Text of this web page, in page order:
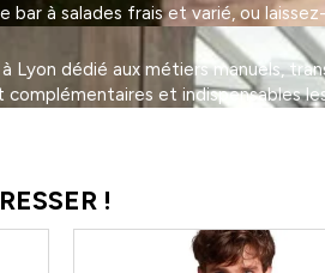
à salades frais et varié, ou
Lyon dédié aux métiers manuels,
et indispensables
!